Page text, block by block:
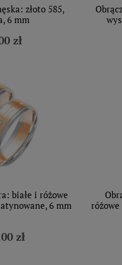
złoto 585,
6 mm
zł
białe i różowe
6 mm
zł
różowe